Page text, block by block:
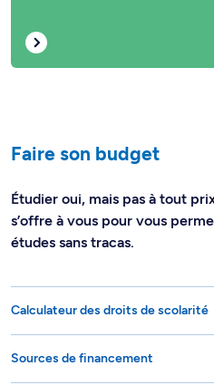
Faire son budget
Étudier oui, mais pas à tout
s’offre à vous pour vous
études sans tracas.
Calculateur des droits de scolarité
Sources de financement